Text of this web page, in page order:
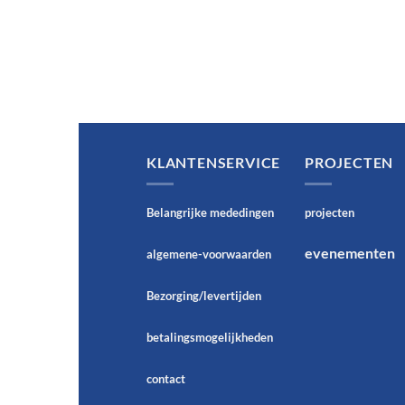
KLANTENSERVICE
Belangrijke mededingen
algemene-voorwaarden
Bezorging/levertijden
betalingsmogelijkheden
contact
PROJECTEN
projecten
evenementen